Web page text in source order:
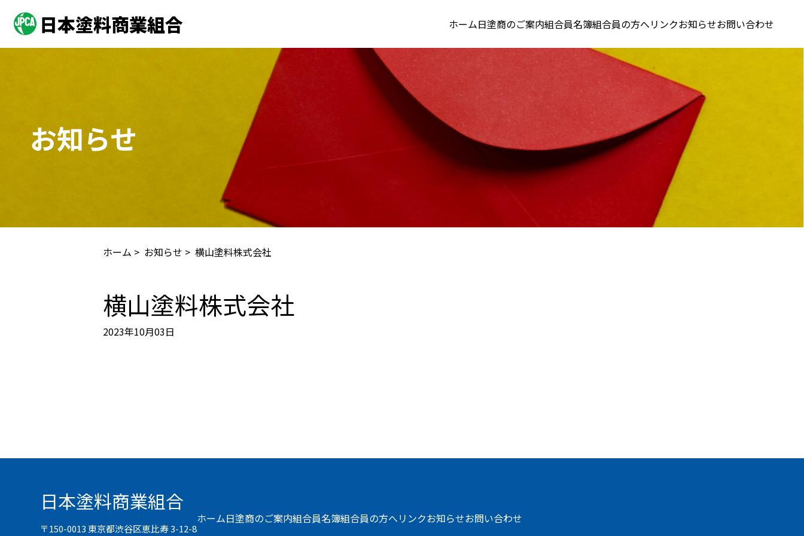
日本塗料商業組合 ホーム日塗商のご案内組合員名簿組合員の方へリンクお知らせお問い合わせ
お知らせ
ホーム > お知らせ > 横山塗料株式会社
横山塗料株式会社
2023年10月03日
日本塗料商業組合
〒150-0013 東京都渋谷区恵比寿 3-12-8
ホーム日塗商のご案内組合員名簿組合員の方へリンクお知らせお問い合わせ